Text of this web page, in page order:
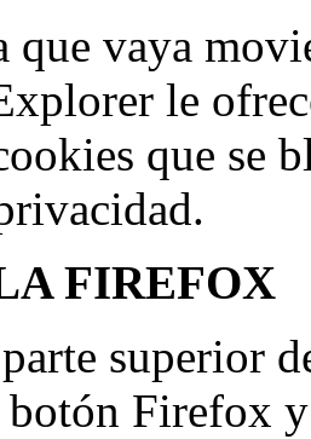
que vaya
le
que se
FIREFOX
superior
Firefox